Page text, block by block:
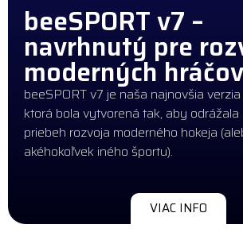
beeSPORT v7 –
navrhnutý pre
moderných hráčov
beeSPORT v7 je naša najnovšia
ktorá bola vytvorená tak, aby
priebeh rozvoja moderného hokeja
akéhokoľvek iného športu).
VIAC INFO